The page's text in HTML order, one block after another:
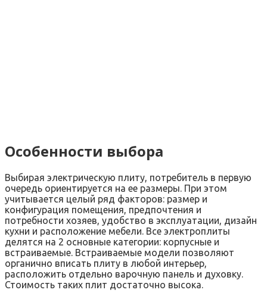
Особенности выбора
Выбирая электрическую плиту, потребитель в первую
очередь ориентируется на ее размеры. При этом
учитывается целый ряд факторов: размер и
конфигурация помещения, предпочтения и
потребности хозяев, удобство в эксплуатации, дизайн
кухни и расположение мебели. Все электроплиты
делятся на 2 основные категории: корпусные и
встраиваемые. Встраиваемые модели позволяют
органично вписать плиту в любой интерьер,
расположить отдельно варочную панель и духовку.
Стоимость таких плит достаточно высока.